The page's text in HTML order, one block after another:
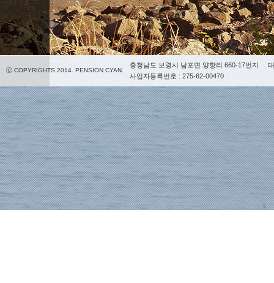
ⓒ COPYRIGHTS 2014. PENSION CYAN.
충청남도 보령시 남포면 양항리 660-17번지
사업자등록번호 : 275-62-00470